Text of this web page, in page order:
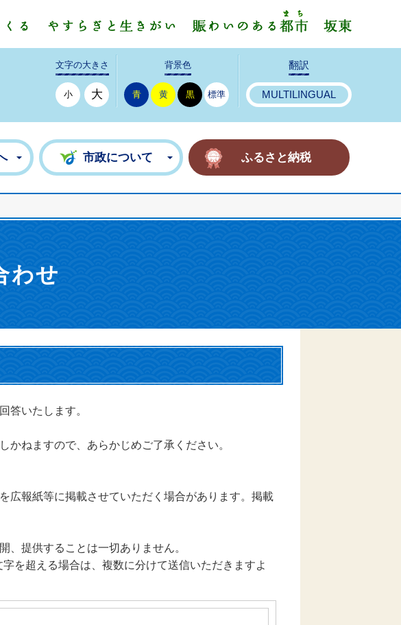
文字の大きさ
小 大
背景色
青 黄 黒 標準
翻訳
MULTILINGUAL
市政について ふるさと納税
わせ
答いたします。
かねますので、あらかじめご了承ください。
広報紙等に掲載させていただく場合があります。掲載
提供することは一切ありません。
を超える場合は、複数に分けて送信いただきますよ